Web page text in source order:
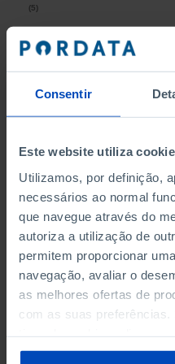
Consentir
Este website utiliza
Utilizamos, por definição,
necessários ao normal
que navegue através do
autoriza a utilização de
permitem proporcionar
navegação, avaliar o
as melhores ofertas de
com as suas preferências.
sobre cookies através da
(5)
(5)
PESSOAL AO SERVIÇO NAS
PESSOAL AO SERVIÇO NAS
DO MUNICÍPIO (%)
Empresas não financeiras
DO MUNICÍPIO (%)
Empresas não financeiras
VOLUME DE NEGÓCIOS DAS
QUATRO MAIORES
DO MUNICÍPIO (%)
VOLUME DE NEGÓCIOS DAS
QUATRO MAIORES
DO MUNICÍPIO (%)
BANCOS, CAIXAS
BANCOS, CAIXAS
CAIXAS DE CRÉDITO
CAIXAS DE CRÉDITO